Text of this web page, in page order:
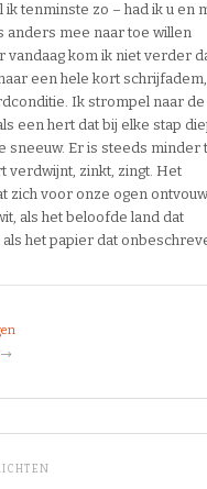
ik tenminste zo – had ik u en
anders mee naar toe willen
vandaag kom ik niet verder
een hele kort
Ik strompel naar
een hert dat bij elke stap
sneeuw. Er is steeds minder
verdwijnt, zinkt, zingt. Het
zich voor onze ogen
als het beloofde land dat
het papier dat
→